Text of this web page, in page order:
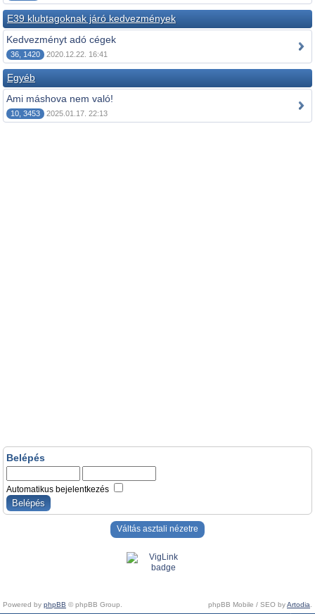
E39 klubtagoknak járó kedvezmények
Kedvezményt adó cégek
36, 1420 2020.12.22. 16:41
Egyéb
Ami máshova nem való!
10, 3453 2025.01.17. 22:13
Belépés
Automatikus bejelentkezés
Váltás asztali nézetre
Powered by phpBB © phpBB Group. phpBB Mobile / SEO byArtodia.